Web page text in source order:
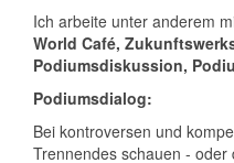
Ich arbeite unter anderem
World Café,
Podiumsdiskussion,
Podiumsdialog:
Bei kontroversen und
Trennendes schauen - oder